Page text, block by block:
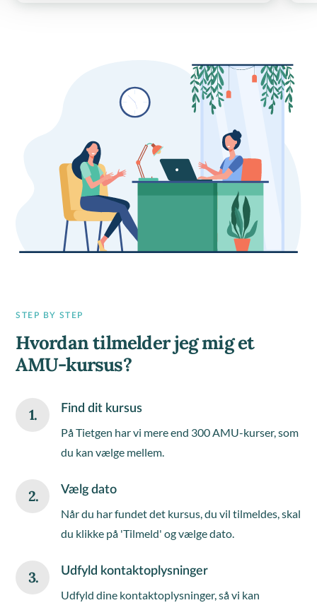
STEP BY STEP
Hvordan tilmelder jeg mig et
AMU-kursus?
1. Find dit kursus
På Tietgen har vi mere end 300 AMU-kurser, som
du kan vælge mellem.
2. Vælg dato
Når du har fundet det kursus, du vil tilmeldes, skal
du klikke på 'Tilmeld' og vælge dato.
3. Udfyld kontaktoplysninger
Udfyld dine kontaktoplysninger, så vi kan